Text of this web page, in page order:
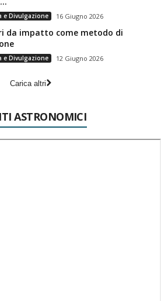
e Divulgazione 16 Giugno 2026
da impatto come metodo di
e Divulgazione 12 Giugno 2026
Carica altri
ASTRONOMICI